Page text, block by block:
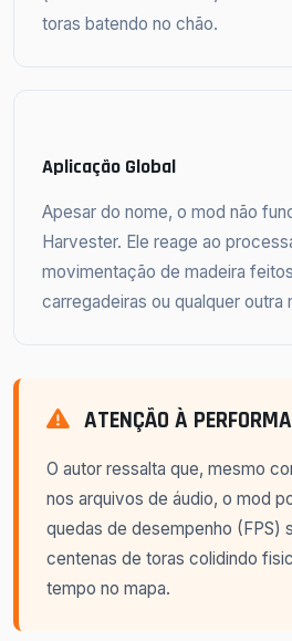
toras batendo no chão.
Aplicação Global
Apesar do nome, o mod não
Harvester. Ele reage ao
movimentação de madeira
carregadeiras ou qualquer outra
ATENÇÃO À
O autor ressalta que, mesmo
nos arquivos de áudio, o mod
quedas de desempenho (FPS)
centenas de toras colidindo
tempo no mapa.